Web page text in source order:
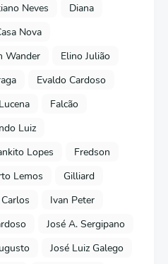
Neves
Diana
Nova
Wander
Elino Julião
Evaldo Cardoso
Falcão
Luiz
Lopes
Fredson
Lemos
Gilliard
Ivan Peter
José A. Sergipano
José Luiz Galego